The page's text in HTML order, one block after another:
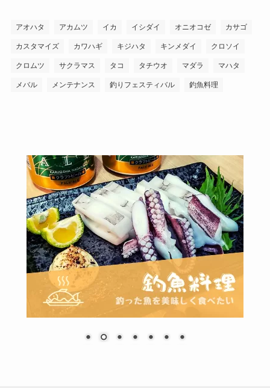
アオハタ アカムツ イカ イシダイ オニオコゼ カサゴ
カスタマイズ カワハギ キジハタ キンメダイ クロソイ
クロムツ サクラマス タコ タチウオ マダラ マハタ
メバル メンテナンス 釣りフェスティバル 釣魚料理